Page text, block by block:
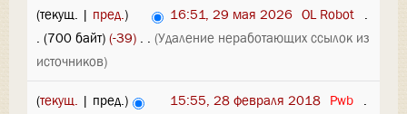
(текущ. | пред.) 16:51, 29 мая 2026 OL Robot .
. (700 байт) (-39) . . (Удаление неработающих ссылок из
источников)
(текущ. | пред.) 15:55, 28 февраля 2018 Pwb .